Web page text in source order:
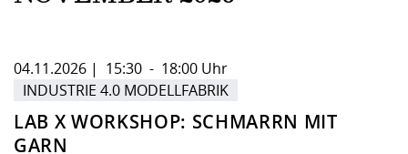
LAB X WORKSHOP: SCHMARRN MIT
GARN
04.11.2026 | 15:30 - 18:00 Uhr
INDUSTRIE 4.0 MODELLFABRIK